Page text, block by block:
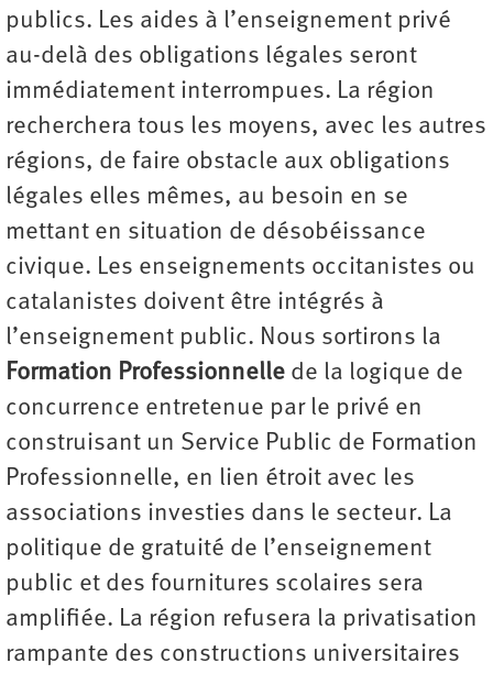
publics. Les aides à l’enseignement privé
au-delà des obligations légales seront
immédiatement interrompues. La région
recherchera tous les moyens, avec les autres
régions, de faire obstacle aux obligations
légales elles mêmes, au besoin en se
mettant en situation de désobéissance
civique. Les enseignements occitanistes ou
catalanistes doivent être intégrés à
l’enseignement public. Nous sortirons la
Formation Professionnelle de la logique de
concurrence entretenue par le privé en
construisant un Service Public de Formation
Professionnelle, en lien étroit avec les
associations investies dans le secteur. La
politique de gratuité de l’enseignement
public et des fournitures scolaires sera
amplifiée. La région refusera la privatisation
rampante des constructions universitaires